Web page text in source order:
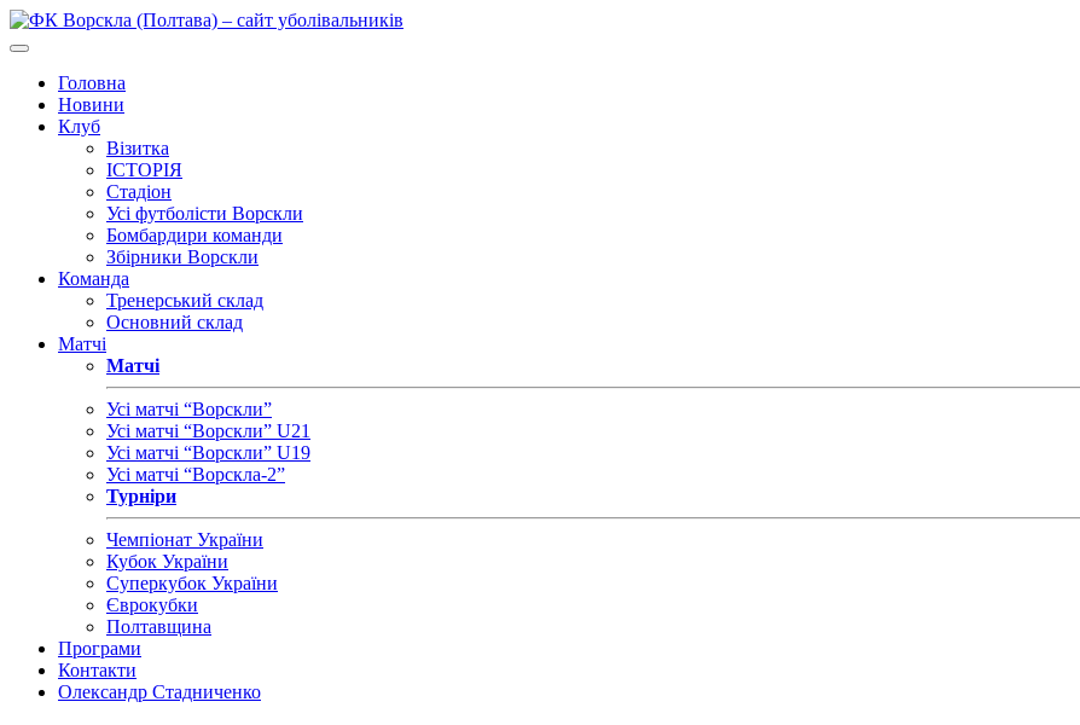
Головна
Новини
Клуб
Візитка
ІСТОРІЯ
Стадіон
Усі футболісти Ворскли
Бомбардири команди
Збірники Ворскли
Команда
Тренерський склад
Основний склад
Матчі
Матчі
Усі матчі “Ворскли”
Усі матчі “Ворскли” U21
Усі матчі “Ворскли” U19
Усі матчі “Ворскла-2”
Турніри
Чемпіонат України
Кубок України
Суперкубок України
Єврокубки
Полтавщина
Програми
Контакти
Олександр Стадниченко